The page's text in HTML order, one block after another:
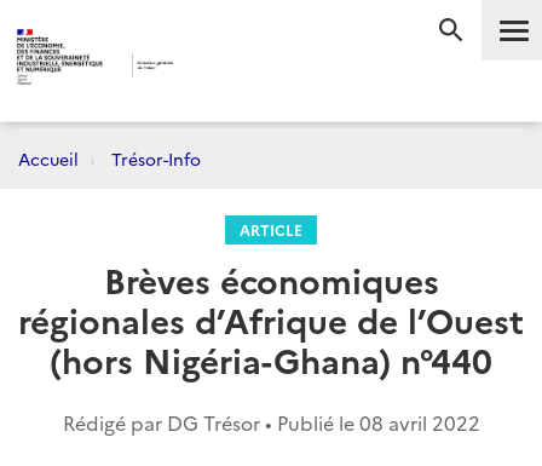
Accueil Trésor-Info
ARTICLE
Brèves économiques
régionales d’Afrique de l’Ouest
(hors Nigéria-Ghana) n°440
Rédigé par DG Trésor • Publié le08 avril 2022